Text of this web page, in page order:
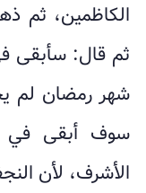
الكاظمين، ثم
ثم قال: سأبقى
شهر رمضان لم
سوف أبقى في
الأشرف، لأن